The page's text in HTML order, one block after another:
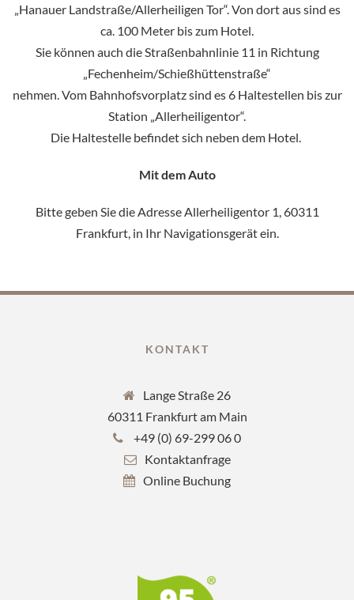
„Hanauer Landstraße/Allerheiligen Tor“. Von dort aus sind es
ca. 100 Meter bis zum Hotel.
Sie können auch die Straßenbahnlinie 11 in Richtung
„Fechenheim/Schießhüttenstraße“
nehmen. Vom Bahnhofsvorplatz sind es 6 Haltestellen bis zur
Station „Allerheiligentor“.
Die Haltestelle befindet sich neben dem Hotel.
Mit dem Auto
Bitte geben Sie die Adresse Allerheiligentor 1, 60311
Frankfurt, in Ihr Navigationsgerät ein.
KONTAKT
Lange Straße 26
60311 Frankfurt am Main
+49 (0) 69-299 06 0
Kontaktanfrage
Online Buchung